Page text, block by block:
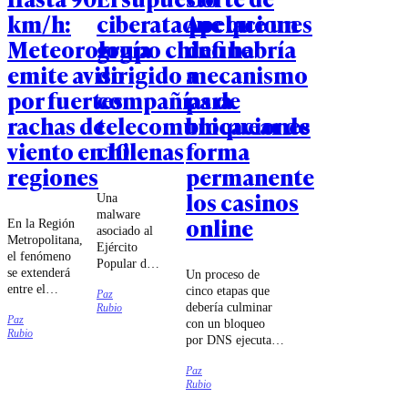
km/h:
Meteorología
emite aviso
por fuertes
rachas de
viento en 10
regiones
En la Región
Metropolitana,
el fenómeno
se extenderá
entre el
el jueves 13
de agosto.
Paz
Rubio
ciberataque que un
grupo chino habría
dirigido a
compañías de
telecomunicaciones
chilenas
Una
malware
asociado al
Ejército
Popular de
chino habría
intentado
Paz
Rubio
Apelaciones
define
mecanismo
para
bloquear de
forma
permanente
los casinos
online
Un proceso de
cinco etapas que
debería culminar
con un bloqueo
por DNS ejecutado
de
telecomunicaciones
Paz
Rubio